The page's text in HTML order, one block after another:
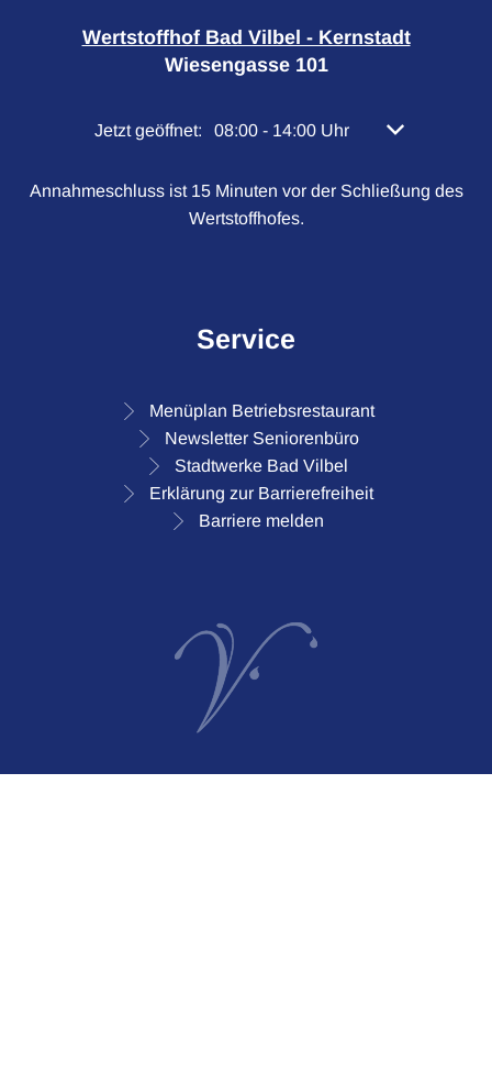
Wertstoffhof Bad Vilbel - Kernstadt
Wiesengasse 101
Klicken, um weitere Öffnungs- oder Schließzeiten
Jetzt geöffnet: 08:00 - 14:00 Uhr Von 08:00 bis
Annahmeschluss ist 15 Minuten vor der Schließung des
Wertstoffhofes.
Service
Menüplan Betriebsrestaurant
Newsletter Seniorenbüro
Stadtwerke Bad Vilbel
Erklärung zur Barrierefreiheit
Barriere melden